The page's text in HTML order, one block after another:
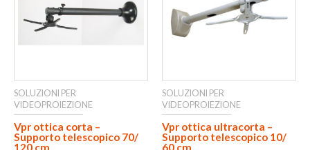
SOLUZIONI PER
VIDEOPROIEZIONE
Vpr ottica corta –
Supporto telescopico 70/
SOLUZIONI PER
VIDEOPROIEZIONE
Vpr ottica ultracorta –
Supporto telescopico 10/